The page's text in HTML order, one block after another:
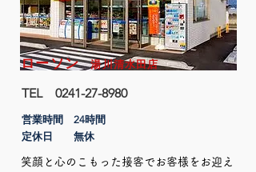
ローソン湯川清水田店
TEL0241-27-8980
営業時間 24時間
定休日 無休
笑顔と心のこもった接客でお客様をお迎え